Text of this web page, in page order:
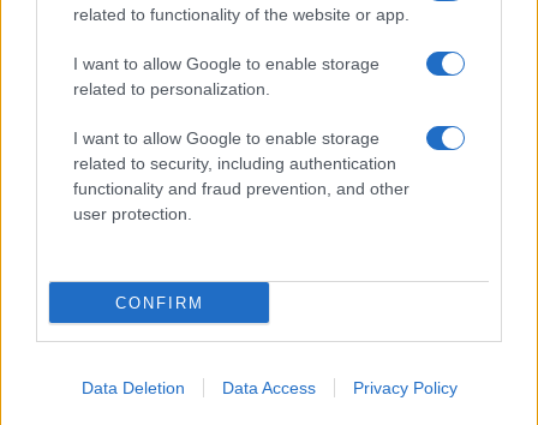
related to functionality of the website or app.
I want to allow Google to enable storage
related to personalization.
I want to allow Google to enable storage
related to security, including authentication
functionality and fraud prevention, and other
user protection.
CONFIRM
Data Deletion Data Access Privacy Policy
Frasi suddivise per tema
Indice degli autori
Aforismi .meglio.it è l'archivio web dedicato a frasi,
aforismi e citazioni più grande del web (137.847 frasi in
database) • ©2005-2025 • La riproduzione dei testi è
il sito ricava una commissione sugli acquisti idonei. •
Contatti